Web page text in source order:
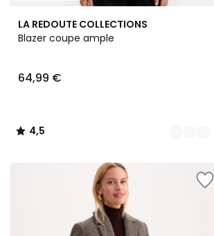
LA REDOUTE COLLECTIONS
Blazer coupe ample
64,99 €
4,5
/ 5
4
Couleurs
4,5
/